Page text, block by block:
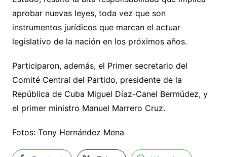
aprobar nuevas leyes, toda vez que son
instrumentos jurídicos que marcan el actuar
legislativo de la nación en los próximos años.
Participaron, además, el Primer secretario del
Comité Central del Partido, presidente de la
República de Cuba Miguel Díaz-Canel Bermúdez, y
el primer ministro Manuel Marrero Cruz.
Fotos: Tony Hernández Mena